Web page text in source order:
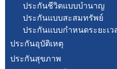
ประกันชีวิตแบบบำนาญ
ประกันแบบสะสมทรัพย์
ประกันแบบกำหนดระยะเว
ประกันอุบัติเหตุ
ประกันสุขภาพ